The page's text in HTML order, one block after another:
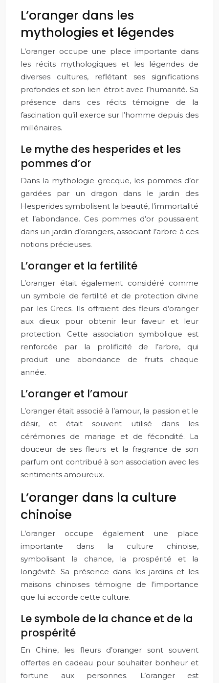
L’oranger dans les
mythologies et légendes
L’oranger occupe une place importante dans
les récits mythologiques et les légendes de
diverses cultures, reflétant ses significations
profondes et son lien étroit avec l’humanité. Sa
présence dans ces récits témoigne de la
fascination qu’il exerce sur l’homme depuis des
millénaires.
Le mythe des hesperides et les
pommes d’or
Dans la mythologie grecque, les pommes d’or
gardées par un dragon dans le jardin des
Hesperides symbolisent la beauté, l’immortalité
et l’abondance. Ces pommes d’or poussaient
dans un jardin d’orangers, associant l’arbre à ces
notions précieuses.
L’oranger et la fertilité
L’oranger était également considéré comme
un symbole de fertilité et de protection divine
par les Grecs. Ils offraient des fleurs d’oranger
aux dieux pour obtenir leur faveur et leur
protection. Cette association symbolique est
renforcée par la prolificité de l’arbre, qui
produit une abondance de fruits chaque
année.
L’oranger et l’amour
L’oranger était associé à l’amour, la passion et le
désir, et était souvent utilisé dans les
cérémonies de mariage et de fécondité. La
douceur de ses fleurs et la fragrance de son
parfum ont contribué à son association avec les
sentiments amoureux.
L’oranger dans la culture
chinoise
L’oranger occupe également une place
importante dans la culture chinoise,
symbolisant la chance, la prospérité et la
longévité. Sa présence dans les jardins et les
maisons chinoises témoigne de l’importance
que lui accorde cette culture.
Le symbole de la chance et de la
prospérité
En Chine, les fleurs d’oranger sont souvent
offertes en cadeau pour souhaiter bonheur et
fortune aux personnes. L’oranger est